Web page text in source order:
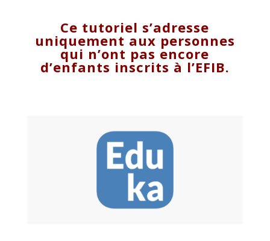
Ce tutoriel s’adresse
uniquement aux personnes
qui n’ont pas encore
d’enfants inscrits à l’EFIB.